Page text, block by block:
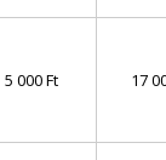
5 000 Ft 17